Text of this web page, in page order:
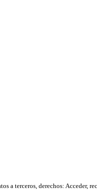
a terceros, derechos: Acceder,